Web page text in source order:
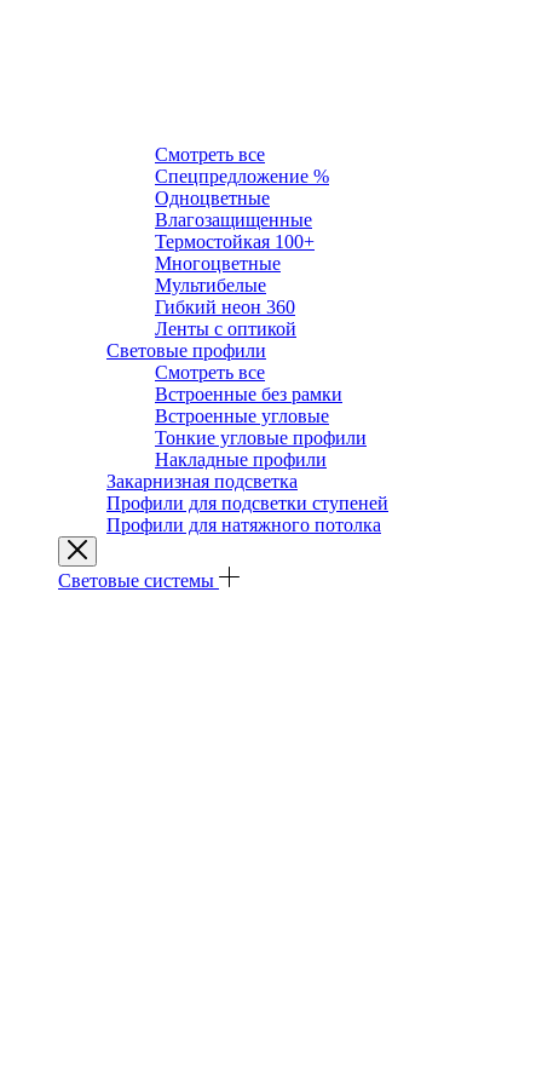
Смотреть все
Спецпредложение %
Одноцветные
Влагозащищенные
Термостойкая 100+
Многоцветные
Мультибелые
Гибкий неон 360
Ленты c оптикой
Световые профили
Смотреть все
Встроенные без рамки
Встроенные угловые
Тонкие угловые профили
Накладные профили
Закарнизная подсветка
Профили для подсветки ступеней
Профили для натяжного потолка
Световые системы